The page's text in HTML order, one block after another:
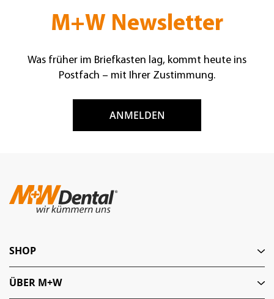
M+W Newsletter
Was früher im Briefkasten lag, kommt heute ins
Postfach – mit Ihrer Zustimmung.
ANMELDEN
SHOP
ÜBER M+W